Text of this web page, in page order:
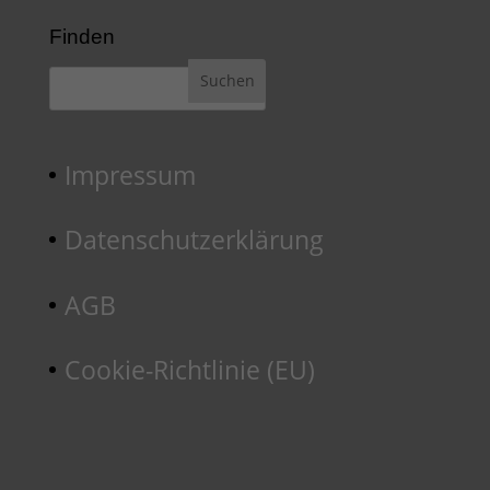
Finden
Impressum
Datenschutzerklärung
AGB
Cookie-Richtlinie (EU)